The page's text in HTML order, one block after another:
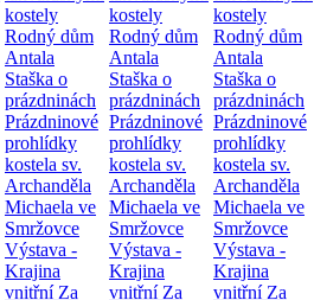
kostely
Rodný dům
Antala
Staška o
prázdninách
Prázdninové
prohlídky
kostela sv.
Archanděla
Michaela ve
Smržovce
Výstava -
Krajina
vnitřní Za
kostely
Rodný dům
Antala
Staška o
prázdninách
Prázdninové
prohlídky
kostela sv.
Archanděla
Michaela ve
Smržovce
Výstava -
Krajina
vnitřní Za
kostely
Rodný dům
Antala
Staška o
prázdninách
Prázdninové
prohlídky
kostela sv.
Archanděla
Michaela ve
Smržovce
Výstava -
Krajina
vnitřní Za